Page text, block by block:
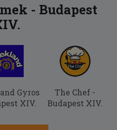
- Budapest
Gyros
XIV.
The Chef -
Budapest XIV.